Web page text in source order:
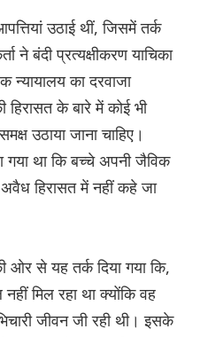
उठाई थीं, जिसमें तर्क
ने बंदी प्रत्यक्षीकरण याचिका
न्यायालय का दरवाजा
के बारे में कोई भी
उठाया जाना चाहिए।
था कि बच्चे अपनी जैविक
हिरासत में नहीं कहे जा
ओर से यह तर्क दिया गया कि,
मिल रहा था क्योंकि वह
जीवन जी रही थी। इसके